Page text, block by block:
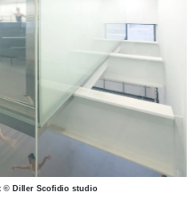
© Diller Scofidio studio